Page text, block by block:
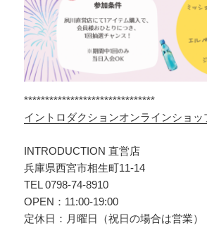
*******************************
イントロダクションオンラインショッ
INTRODUCTION 直営店
兵庫県西宮市相生町11-14
TEL 0798-74-8910
OPEN：11:00-19:00
定休日：月曜日（祝日の場合は営業）